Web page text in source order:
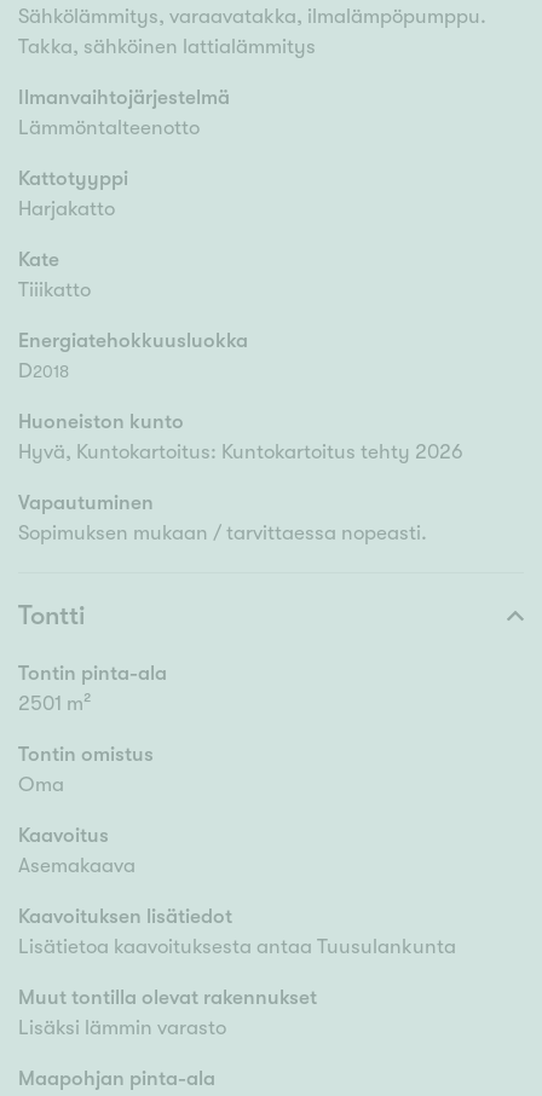
Sähkölämmitys, varaavatakka, ilmalämpöpumppu.
Takka, sähköinen lattialämmitys
Ilmanvaihtojärjestelmä
Lämmöntalteenotto
Kattotyyppi
Harjakatto
Kate
Tiiikatto
Energiatehokkuusluokka
D2018
Huoneiston kunto
Hyvä, Kuntokartoitus: Kuntokartoitus tehty 2026
Vapautuminen
Sopimuksen mukaan / tarvittaessa nopeasti.
Tontti
Tontin pinta-ala
2501 m²
Tontin omistus
Oma
Kaavoitus
Asemakaava
Kaavoituksen lisätiedot
Lisätietoa kaavoituksesta antaa Tuusulankunta
Muut tontilla olevat rakennukset
Lisäksi lämmin varasto
Maapohjan pinta-ala